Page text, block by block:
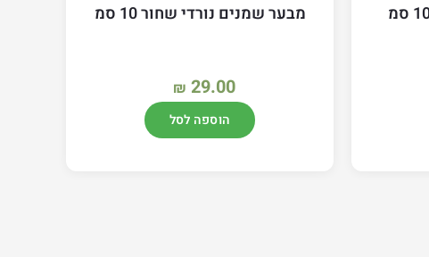
מבער שמנים נורדי שחור 10 סמ
₪ 29.00
הוספה לסל